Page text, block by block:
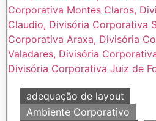
adequação de layout
Ambiente Corporativo